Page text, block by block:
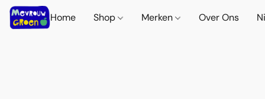
Home Shop Merken Over Ons